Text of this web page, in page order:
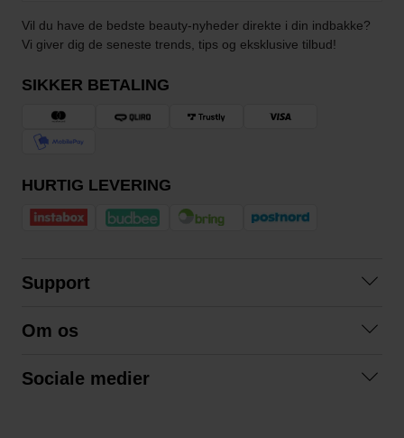
Vil du have de bedste beauty-nyheder direkte i din indbakke?
Vi giver dig de seneste trends, tips og eksklusive tilbud!
SIKKER BETALING
HURTIG LEVERING
Support
Betingelser
Om os
Sociale medier